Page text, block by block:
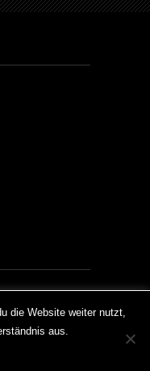
your experience. We'll
opt-out if you wish.
die Website weiter nutzt,
aus.